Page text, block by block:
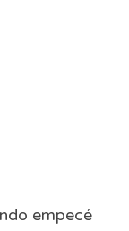
empecé